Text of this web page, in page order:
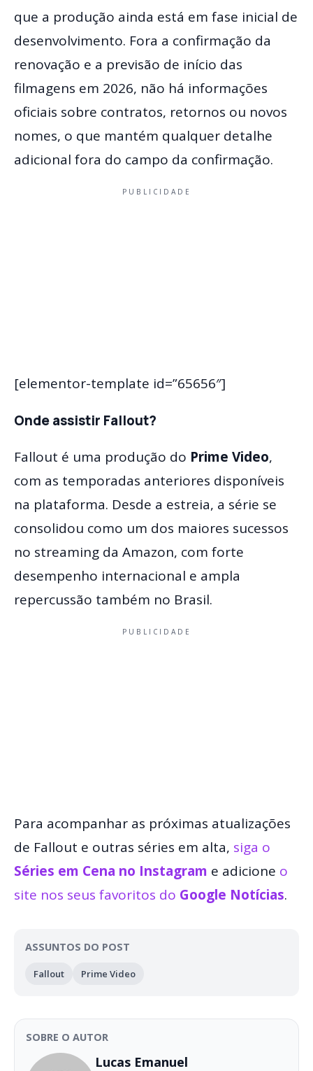
que a produção ainda está em fase inicial de
desenvolvimento. Fora a confirmação da
renovação e a previsão de início das
filmagens em 2026, não há informações
oficiais sobre contratos, retornos ou novos
nomes, o que mantém qualquer detalhe
adicional fora do campo da confirmação.
PUBLICIDADE
[elementor-template id=”65656″]
Onde assistir Fallout?
Fallout é uma produção do Prime Video,
com as temporadas anteriores disponíveis
na plataforma. Desde a estreia, a série se
consolidou como um dos maiores sucessos
no streaming da Amazon, com forte
desempenho internacional e ampla
repercussão também no Brasil.
PUBLICIDADE
Para acompanhar as próximas atualizações
de Fallout e outras séries em alta, siga o
Séries em Cena no Instagram e adicione o
site nos seus favoritos do Google Notícias.
ASSUNTOS DO POST
Fallout Prime Video
SOBRE O AUTOR
Lucas Emanuel